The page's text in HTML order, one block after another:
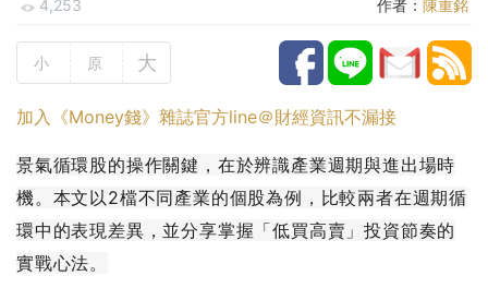
4,253
作者： 陳重銘
小 原 大
加入《Money錢》雜誌官方line＠財經資訊不漏接
景氣循環股的操作關鍵，在於辨識產業週期與進出場時
機。本文以2檔不同產業的個股為例，比較兩者在週期循
環中的表現差異，並分享掌握「低買高賣」投資節奏的
實戰心法。